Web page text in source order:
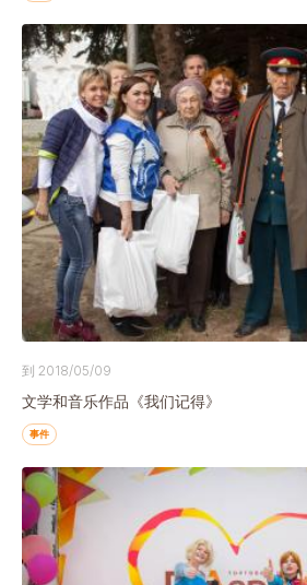
到 2018/05/09
文学和音乐作品《我们记得》
事件